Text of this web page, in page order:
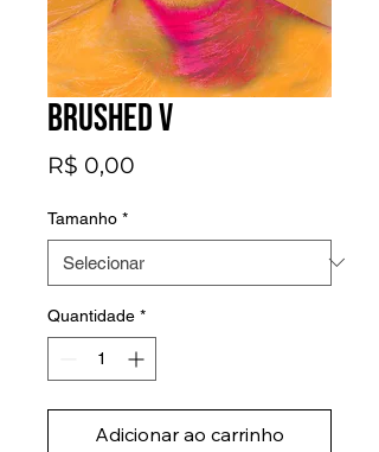
Brushed V
R$ 0,00
Tamanho *
Quantidade *
Adicionar ao carrinho